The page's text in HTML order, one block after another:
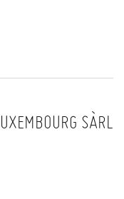
SÀRL